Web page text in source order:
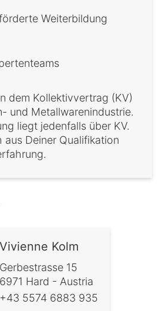
Weiterbildung
dem Kollektivvertrag (KV)
und Metallwarenindustrie.
liegt jedenfalls über KV.
aus Deiner Qualifikation
Vivienne Kolm
Gerbestrasse 15
6971 Hard - Austria
+43 5574 6883 935